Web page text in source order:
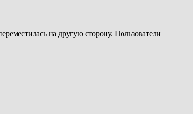
на другую сторону. Пользователи